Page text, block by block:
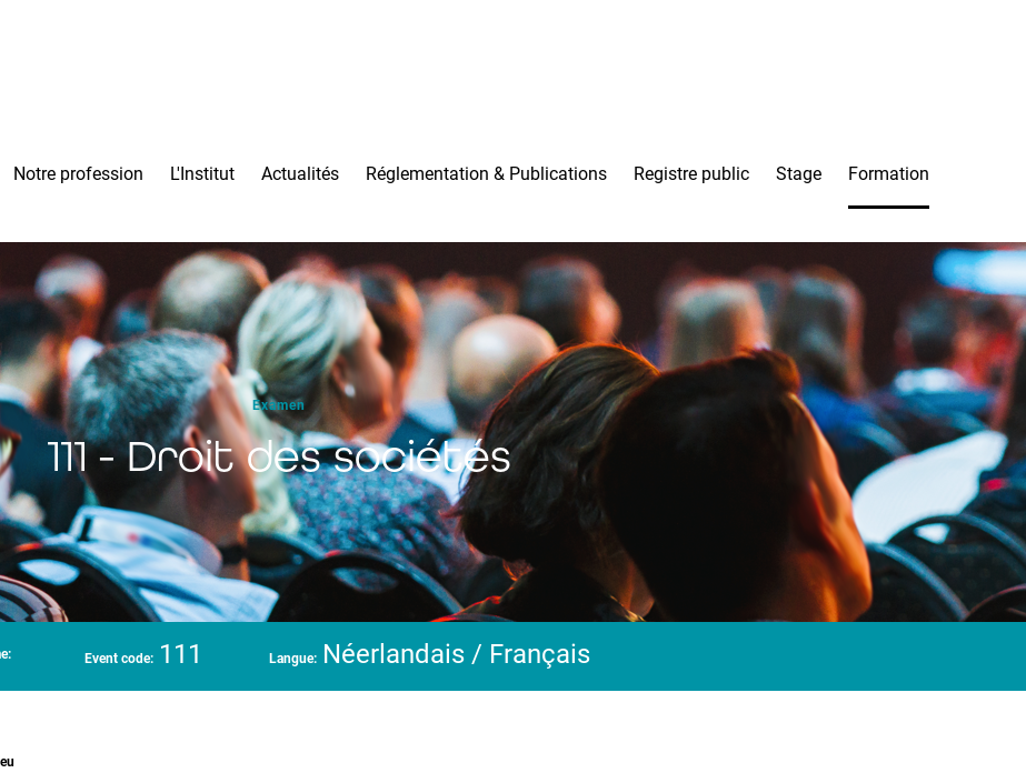
Notre profession L'Institut Actualités Réglementation & Publications Registre public Stage Formation
Examen
111 - Droit des sociétés
Event code: 111 Langue: Néerlandais / Français